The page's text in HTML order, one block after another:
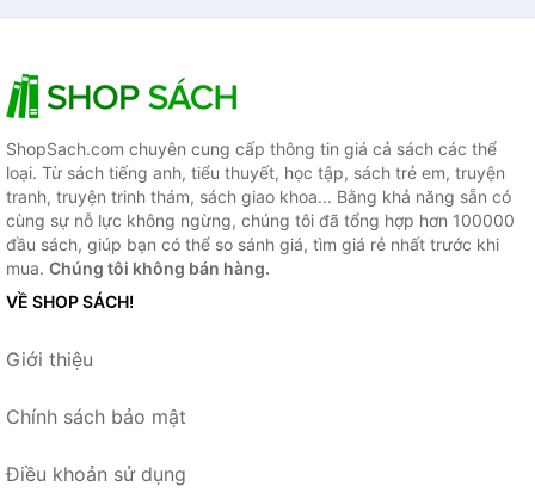
ShopSach.com chuyên cung cấp thông tin giá cả sách các thể
loại. Từ sách tiếng anh, tiểu thuyết, học tập, sách trẻ em, truyện
tranh, truyện trinh thám, sách giao khoa... Bằng khả năng sẵn có
cùng sự nỗ lực không ngừng, chúng tôi đã tổng hợp hơn 100000
đầu sách, giúp bạn có thể so sánh giá, tìm giá rẻ nhất trước khi
mua. Chúng tôi không bán hàng.
VỀ SHOP SÁCH!
Giới thiệu
Chính sách bảo mật
Điều khoản sử dụng